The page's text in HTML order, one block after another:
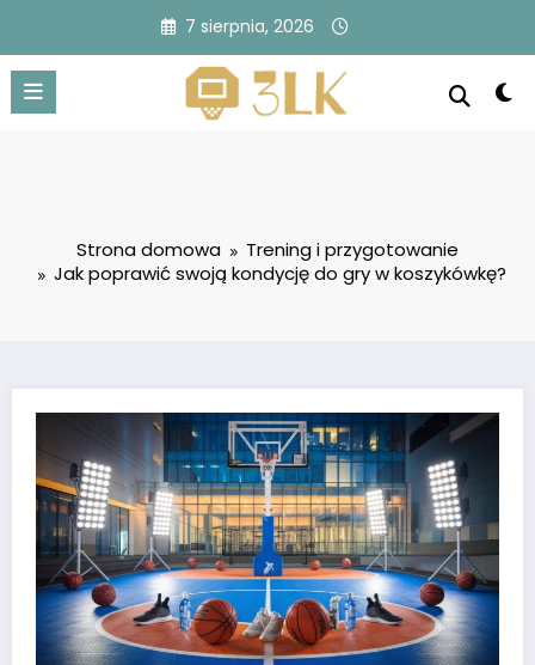
treści
7 sierpnia, 2026
Strona domowa
Trening i przygotowanie
Jak poprawić swoją kondycję do gry w koszykówkę?